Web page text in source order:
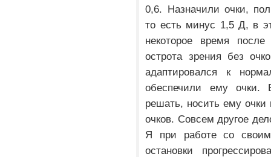
0,6. Назначили очки,
то есть минус 1,5 Д, в
некоторое время
острота зрения без
адаптировался к
обеспечили ему очки.
решать, носить ему очки
очков. Совсем другое
Я при работе со
остановки